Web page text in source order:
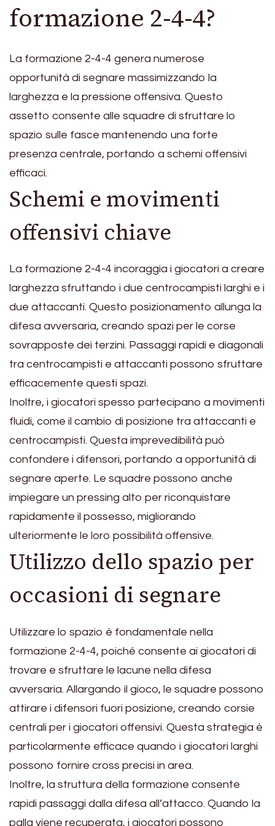
formazione 2-4-4?
La formazione 2-4-4 genera numerose
opportunità di segnare massimizzando la
larghezza e la pressione offensiva. Questo
assetto consente alle squadre di sfruttare lo
spazio sulle fasce mantenendo una forte
presenza centrale, portando a schemi offensivi
efficaci.
Schemi e movimenti
offensivi chiave
La formazione 2-4-4 incoraggia i giocatori a creare
larghezza sfruttando i due centrocampisti larghi e i
due attaccanti. Questo posizionamento allunga la
difesa avversaria, creando spazi per le corse
sovrapposte dei terzini. Passaggi rapidi e diagonali
tra centrocampisti e attaccanti possono sfruttare
efficacemente questi spazi.
Inoltre, i giocatori spesso partecipano a movimenti
fluidi, come il cambio di posizione tra attaccanti e
centrocampisti. Questa imprevedibilità può
confondere i difensori, portando a opportunità di
segnare aperte. Le squadre possono anche
impiegare un pressing alto per riconquistare
rapidamente il possesso, migliorando
ulteriormente le loro possibilità offensive.
Utilizzo dello spazio per
occasioni di segnare
Utilizzare lo spazio è fondamentale nella
formazione 2-4-4, poiché consente ai giocatori di
trovare e sfruttare le lacune nella difesa
avversaria. Allargando il gioco, le squadre possono
attirare i difensori fuori posizione, creando corsie
centrali per i giocatori offensivi. Questa strategia è
particolarmente efficace quando i giocatori larghi
possono fornire cross precisi in area.
Inoltre, la struttura della formazione consente
rapidi passaggi dalla difesa all’attacco. Quando la
palla viene recuperata, i giocatori possono